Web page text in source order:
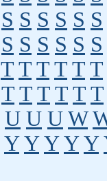
S S S S S S
S S S S S S
T T T T T T
T T T T T T
U U U W
Y Y Y Y Y